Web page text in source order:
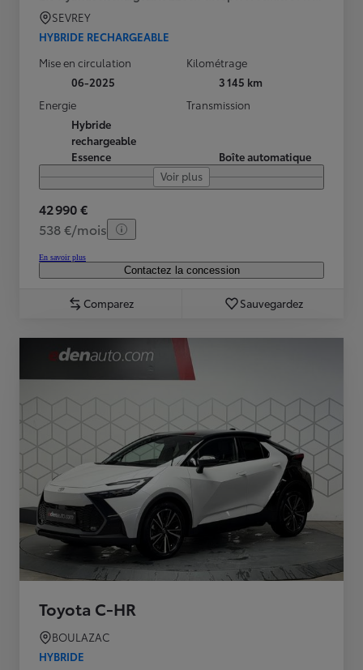
SEVREY
HYBRIDE RECHARGEABLE
Mise en circulation
06-2025
Kilométrage
3 145 km
Energie
Hybride
rechargeable
Essence
Transmission
Boîte automatique
Voir plus
42 990 €
538 €/mois
En savoir plus
Contactez la concession
Comparez Sauvegardez
Toyota C-HR
BOULAZAC
HYBRIDE